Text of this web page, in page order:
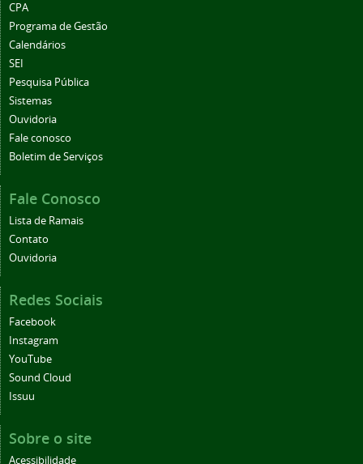
CPA
Programa de Gestão
Calendários
SEI
Pesquisa Pública
Sistemas
Ouvidoria
Fale conosco
Boletim de Serviços
Fale Conosco
Lista de Ramais
Contato
Ouvidoria
Redes Sociais
Facebook
Instagram
YouTube
Sound Cloud
Issuu
Sobre o site
Acessibilidade